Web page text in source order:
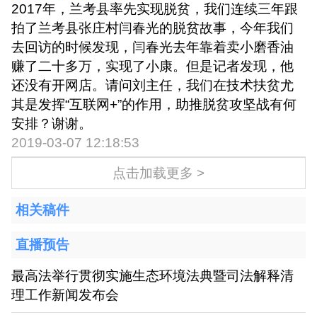
2017年，兰考县率先实现脱贫，我们连续三年跟
拍了兰考县张庄村闫春光的脱贫故事，今年我们
去回访的时候发现，闫春光去年靠着卖小磨香油
赚了二十多万，实现了小康。但是记者发现，他
还没有开网店。请问刘主任，我们在技术扶贫尤
其是发挥“互联网+”的作用，助推脱贫攻坚战有何
安排？谢谢。
2019-03-07 12:18:53
点击加载更多 >
相关稿件
直播预告
最高法举行贯彻实施生态环境法典暨司法解释清
理工作新闻发布会